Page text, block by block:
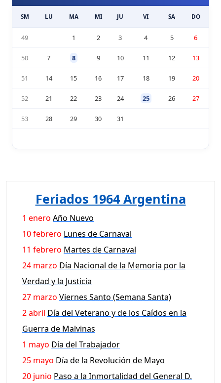
SM LU MA MI JU VI SA DO
49 1 2 3 4 5 6
50 7 8 9 10 11 12 13
51 14 15 16 17 18 19 20
52 21 22 23 24 25 26 27
53 28 29 30 31
Feriados 1964 Argentina
1 enero Año Nuevo
10 febrero Lunes de Carnaval
11 febrero Martes de Carnaval
24 marzo Día Nacional de la Memoria por la
Verdad y la Justicia
27 marzo Viernes Santo (Semana Santa)
2 abril Día del Veterano y de los Caídos en la
Guerra de Malvinas
1 mayo Día del Trabajador
25 mayo Día de la Revolución de Mayo
20 junio Paso a la Inmortalidad del General D.